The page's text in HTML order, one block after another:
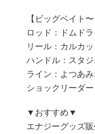
【ビッグベイト
ロッド：ドムド
リール：カルカ
ハンドル：スタ
ライン：よつあ
ショックリーダ
▼おすすめ▼
エナジーグッズ